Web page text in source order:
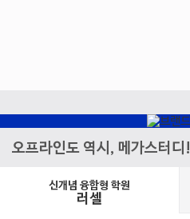
오프라인도 역시, 메가스터디!
신개념 융합형 학원
러셀